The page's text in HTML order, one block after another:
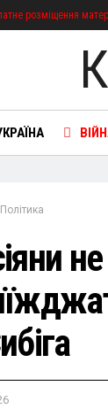
розміщення
Політика